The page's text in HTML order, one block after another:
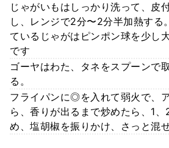
じゃがいもはしっかり洗って、皮
し、レンジで2分〜2分半加熱する
ているじゃがはピンポン球を少し
です
ゴーヤはわた、タネをスプーンで
る。
フライパンに◎を入れて弱火で、
ら、香りが出るまで炒めたら、1
め、塩胡椒を振りかけ、さっと混